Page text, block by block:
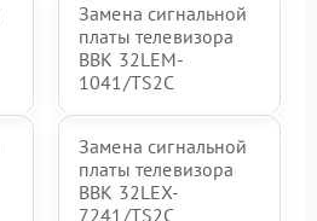
Замена сигнальной
платы телевизора
BBK 32LEM-
1041/TS2C
Замена сигнальной
платы телевизора
BBK 32LEX-
7241/TS2C